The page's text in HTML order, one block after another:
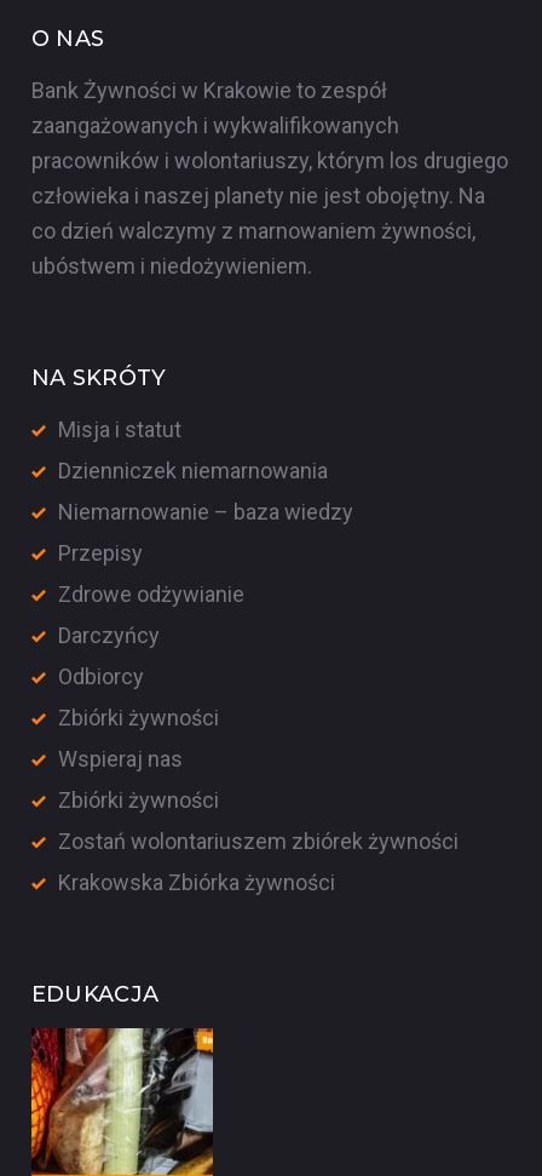
O NAS
Bank Żywności w Krakowie to zespół
zaangażowanych i wykwalifikowanych
pracowników i wolontariuszy, którym los drugiego
człowieka i naszej planety nie jest obojętny. Na
co dzień walczymy z marnowaniem żywności,
ubóstwem i niedożywieniem.
NA SKRÓTY
Misja i statut
Dzienniczek niemarnowania
Niemarnowanie – baza wiedzy
Przepisy
Zdrowe odżywianie
Darczyńcy
Odbiorcy
Zbiórki żywności
Wspieraj nas
Zbiórki żywności
Zostań wolontariuszem zbiórek żywności
Krakowska Zbiórka żywności
EDUKACJA